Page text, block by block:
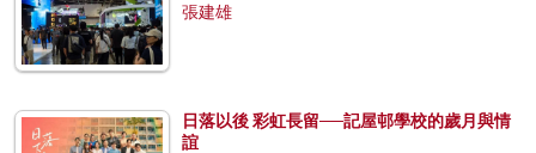
張建雄
日落以後 彩虹長留──記屋邨學校的歲月與情
誼